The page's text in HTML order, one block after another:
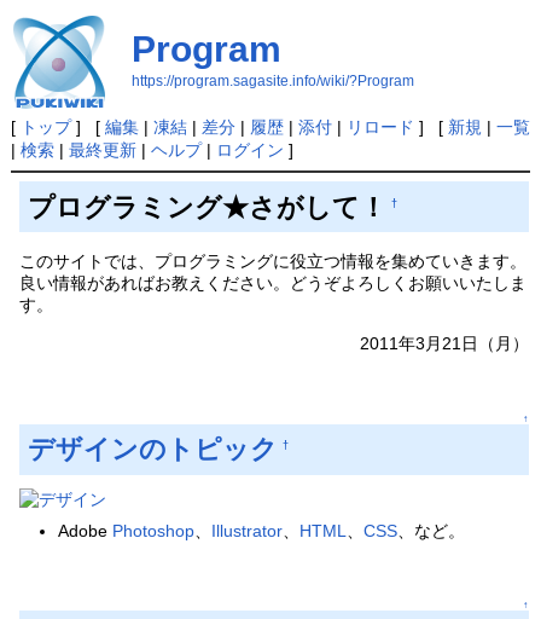
Program
https://program.sagasite.info/wiki/?Program
[ トップ] [ 編集| 凍結| 差分| 履歴| 添付| リロード ] [ 新規 | 一覧
| 検索| 最終更新| ヘルプ| ログイン ]
プログラミング★さがして！ †
このサイトでは、プログラミングに役立つ情報を集めていきます。
良い情報があればお教えください。どうぞよろしくお願いいたしま
す。
2011年3月21日（月）
↑
デザインのトピック †
Adobe Photoshop Illustrator HTML 、CSS 、など。
↑